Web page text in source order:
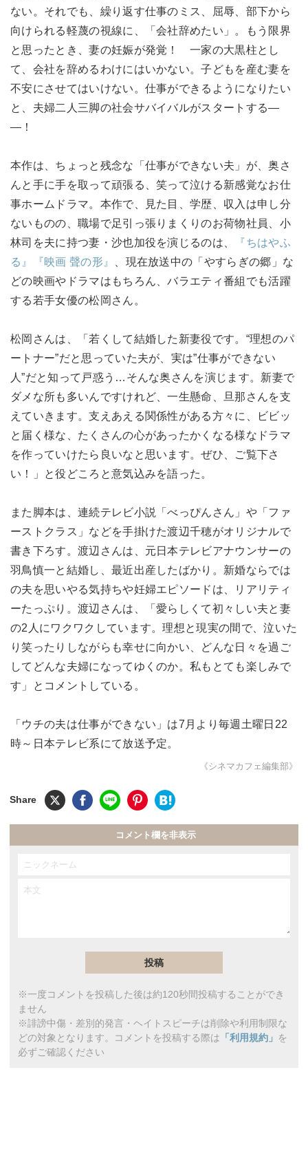
ない。それでも、繰り返す仕事のミス、屈辱、部下から
向けられる軽蔑の視線に、「会社辞めたい」。もう限界
と思ったとき、妻の妊娠が発覚！ 一家の大黒柱とし
て、会社を辞めるわけにはいかない。子どもを産む妻を
不安にさせてはいけない。仕事ができるようになりたい
と、夫婦二人三脚の社会サバイバルがスタートする―
―！
本作は、ちょっと残念な「仕事ができない夫」が、奥さ
んと手に手を取って頑張る、笑って泣ける新感覚なお仕
事ホームドラマ。本作で、見た目、学歴、収入は申し分
ないものの、職場で足引っ張りまくりのお荷物社員、小
林司を夫に持つ妻・沙也加役を演じるのは、
『ちはやふ
る』
『映画 聲の形』
、現在放送中の「やすらぎの郷」な
どの映画やドラマはもちろん、バラエティ番組でも活躍
する若手女優の松岡さん。
松岡さんは、「若くして結婚した新妻役です。“理想のパ
ートナー”だと思っていた夫が、実は”仕事ができない
人”だと知って戸惑う…そんな奥さんを演じます。新妻で
ダメな所も多いんですけれど、一生懸命、旦那さんを支
えていきます。支えあえる関係性がある方々に、ビビッ
と届く様な、たくさんの心があったかくなる様なドラマ
を作っていけたら良いなと思います。ぜひ、ご覧下さ
い！」と役どころと意気込みを語った。
また脚本は、連続テレビ小説「べっぴんさん」や「ファ
ーストクラス」などを手掛けた渡辺千穂がオリジナルで
書き下ろす。渡辺さんは、元日本テレビアナウンサーの
羽鳥慎一と結婚し、最近出産したばかり。新婚ならでは
の夫を思いやる気持ちや妊婦エピソードは、リアリティ
ーたっぷり。渡辺さんは、「愛らしくて初々しい夫と妻
の2人にワクワクしています。理想と現実の間で、泣いた
り笑ったりしながらも幸せに向かい、どんな日々を過ご
してどんな夫婦になってゆくのか。私もとても楽しみで
す」とコメントしている。
「ウチの夫は仕事ができない」は7月より毎週土曜日22
時～日本テレビ系にて放送予定。
《シネマカフェ編集部》
コメント欄を非表示
※一度コメントを投稿した後は約120秒間投稿することができ
ません
※誹謗中傷・差別的発言・ヘイトスピーチは削除や利用制限な
どの対象となります。コメントを投稿する際は 「利用規約」 を
必ずご確認ください